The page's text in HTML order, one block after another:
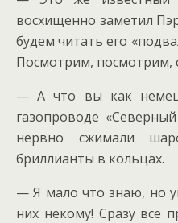
восхищенно заметил
будем читать его
Посмотрим, посмотрим,
— А что вы как
газопроводе
нервно сжимали
бриллианты в кольцах.
— Я мало что знаю, но
них некому! Сразу все